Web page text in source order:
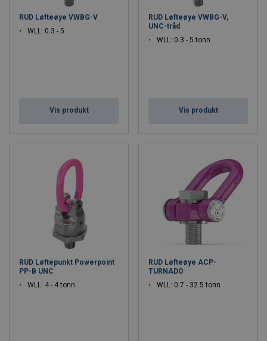
RUD Løfteøye VWBG-V
WLL: 0.3 - 5
Vis produkt
RUD Løfteøye VWBG-V,
UNC-tråd
WLL: 0.3 - 5 tonn
Vis produkt
RUD Løftepunkt Powerpoint
PP-B UNC
WLL: 4 - 4 tonn
RUD Løfteøye ACP-
TURNADO
WLL: 0.7 - 32.5 tonn